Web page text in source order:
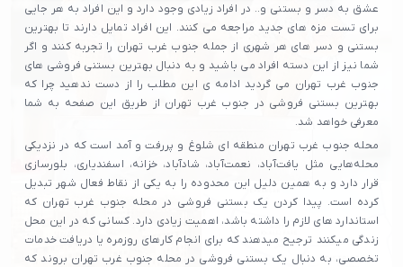
عشق به دسر و بستنی و.. در افراد زیادی وجود دارد و این افراد به هر جایی
برای تست مزه های جدید مراجعه می کنند. این افراد تمایل دارند تا بهترین
بستنی و دسر های هر شهری از جمله جنوب غرب تهران را تجربه کنند و اگر
شما نیز از این دسته افراد می باشید و به دنبال بهترین بستنی فروشی های
جنوب غرب تهران می گردید ادامه ی این مطلب را از دست ندهید چرا که
بهترین بستنی فروشی در جنوب غرب تهران از طریق این صفحه به شما
معرفی خواهد شد.
محله جنوب غرب تهران منطقه ای شلوغ و پررفت و آمد است که در نزدیکی
محله‌هایی مثل یافت‌آباد، نعمت‌آباد، شادآباد، خزانه، اسفندیاری، بلورسازی
قرار دارد و به همین دلیل این محدوده را به یکی از نقاط فعال شهر تبدیل
کرده است. پیدا کردن یک بستنی فروشی در محله جنوب غرب تهران که
استاندارد های لازم را داشته باشد، اهمیت زیادی دارد. کسانی که در این محل
زندگی میکنند ترجیح میدهند که برای انجام کارهای روزمره یا دریافت خدمات
تخصصی، به دنبال یک بستنی فروشی در محله جنوب غرب تهران بروند که